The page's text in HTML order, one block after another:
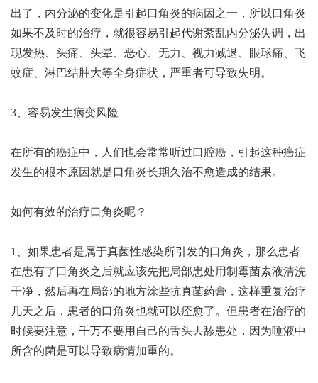
出了，内分泌的变化是引起口角炎的病因之一，所以口角炎
如果不及时的治疗，就很容易引起代谢紊乱内分泌失调，出
现发热、头痛、头晕、恶心、无力、视力减退、眼球痛、飞
蚊症、淋巴结肿大等全身症状，严重者可导致失明。
3、容易发生病变风险
在所有的癌症中，人们也会常常听过口腔癌，引起这种癌症
发生的根本原因就是口角炎长期久治不愈造成的结果。
如何有效的治疗口角炎呢？
1、如果患者是属于真菌性感染所引发的口角炎，那么患者
在患有了口角炎之后就应该先把局部患处用制霉菌素液清洗
干净，然后再在局部的地方涂些抗真菌药膏，这样重复治疗
几天之后，患者的口角炎也就可以痊愈了。但患者在治疗的
时候要注意，千万不要用自己的舌头去舔患处，因为唾液中
所含的菌是可以导致病情加重的。